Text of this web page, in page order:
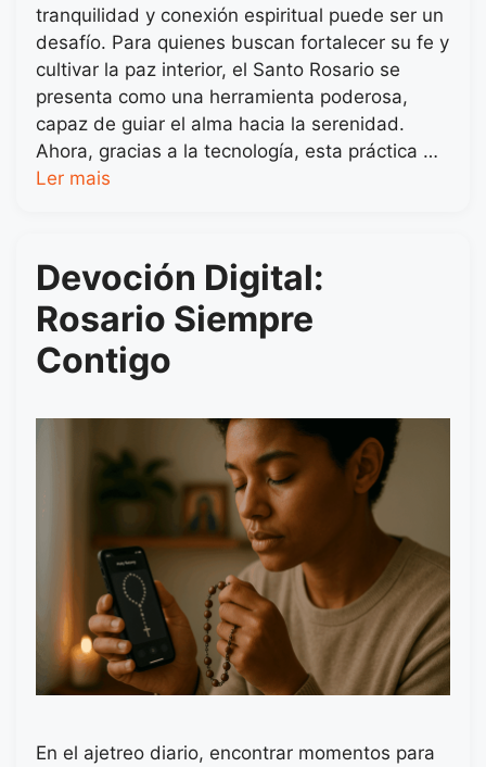
tranquilidad y conexión espiritual puede ser un
desafío. Para quienes buscan fortalecer su fe y
cultivar la paz interior, el Santo Rosario se
presenta como una herramienta poderosa,
capaz de guiar el alma hacia la serenidad.
Ahora, gracias a la tecnología, esta práctica …
Ler mais
Devoción Digital:
Rosario Siempre
Contigo
En el ajetreo diario, encontrar momentos para